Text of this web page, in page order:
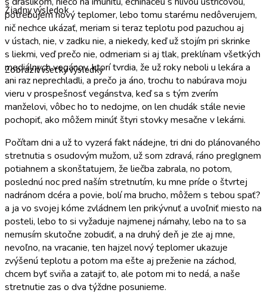
Žiadny výsledok
Zobraziť všetky výsledky
potrebujem nový teplomer, lebo tomu starému nedôverujem,
nič nechce ukázať, meriam si teraz teplotu pod pazuchou aj
v ústach, nie, v zadku nie, a niekedy, keď už stojím pri skrinke
s liekmi, veď prečo nie, odmeriam si aj tlak, preklínam všetkých
mediálnych vegánov, ktorí tvrdia, že už roky neboli u lekára a
ani raz neprechladli, a prečo ja áno, trochu to nabúrava moju
vieru v prospešnosť vegánstva, keď sa s tým zverím
manželovi, vôbec ho to nedojme, on len chudák stále nevie
pochopiť, ako môžem minúť štyri stovky mesačne v lekárni.
Počítam dni a už to vyzerá fakt nádejne, tri dni do plánovaného
stretnutia s osudovým mužom, už som zdravá, ráno preglgnem
potiahnem a skonštatujem, že liečba zabrala, no potom,
poslednú noc pred naším stretnutím, ku mne príde o štvrtej
nadránom dcéra a povie, bolí ma brucho, môžem s tebou spať?
a ja vo svojej kóme zvládnem len prikývnuť a uvoľniť miesto na
posteli, lebo to si vyžaduje najmenej námahy, lebo na to sa
nemusím skutočne zobudiť, a na druhý deň je zle aj mne,
nevoľno, na vracanie, ten hajzel nový teplomer ukazuje
zvýšenú teplotu a potom ma ešte aj preženie na záchod,
chcem byť sviňa a zatajiť to, ale potom mi to nedá, a naše
stretnutie zas o dva týždne posunieme.